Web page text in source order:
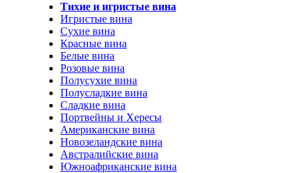
Тихие и игристые вина
Игристые вина
Сухие вина
Красные вина
Белые вина
Розовые вина
Полусухие вина
Полусладкие вина
Сладкие вина
Портвейны и Хересы
Американские вина
Новозеландские вина
Австралийские вина
Южноафриканские вина